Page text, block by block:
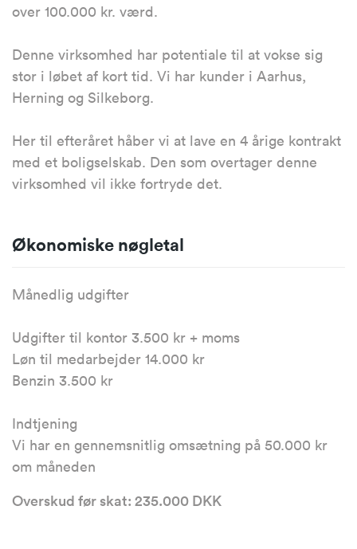
over 100.000 kr. værd.
Denne virksomhed har potentiale til at vokse sig
stor i løbet af kort tid. Vi har kunder i Aarhus,
Herning og Silkeborg.
Her til efteråret håber vi at lave en 4 årige kontrakt
med et boligselskab. Den som overtager denne
virksomhed vil ikke fortryde det.
Økonomiske nøgletal
Månedlig udgifter
Udgifter til kontor 3.500 kr + moms
Løn til medarbejder 14.000 kr
Benzin 3.500 kr
Indtjening
Vi har en gennemsnitlig omsætning på 50.000 kr
om måneden
Overskud før skat: 235.000 DKK